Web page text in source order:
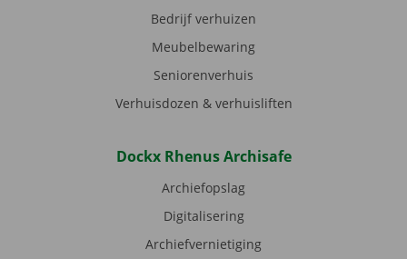
Bedrijf verhuizen
Meubelbewaring
Seniorenverhuis
Verhuisdozen & verhuisliften
Dockx Rhenus Archisafe
Archiefopslag
Digitalisering
Archiefvernietiging